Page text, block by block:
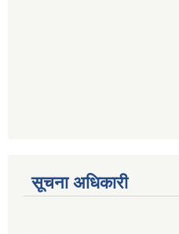
सूचना अधिकारी